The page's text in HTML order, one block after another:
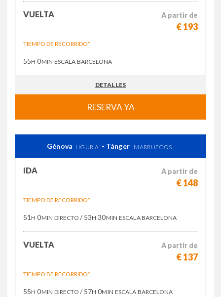
VUELTA A partir de
€ 193
TIEMPO DE RECORRIDO*
55H 0MIN ESCALA BARCELONA
DETALLES
RESERVA YA
Génova LIGURIA - Tánger MARRUECOS
IDA A partir de
€ 148
TIEMPO DE RECORRIDO*
51H 0MIN DIRECTO / 53H 30MIN ESCALA BARCELONA
VUELTA A partir de
€ 137
TIEMPO DE RECORRIDO*
55H 0MIN DIRECTO / 57H 0MIN ESCALA BARCELONA